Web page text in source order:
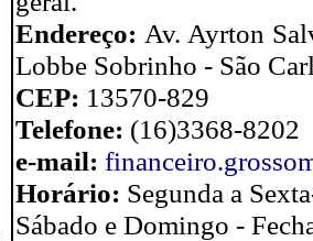
Endereço: Av. Ayrton
Lobbe Sobrinho - São
CEP: 13570-829
Telefone: (16)3368-8202
e-mail:
Horário: Segunda a
Sábado e Domingo -